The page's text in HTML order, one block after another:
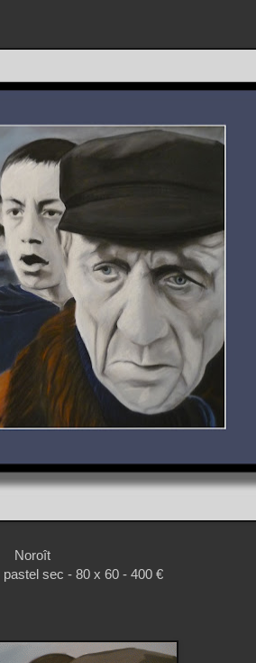
Noroît
sec - 80 x 60 - 400 €